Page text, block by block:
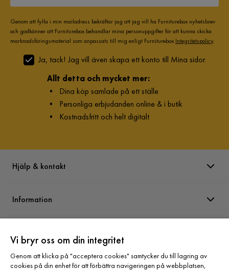
Genom att fylla i min mailadress bekräftar jag att jag vill ha Furniturebox nyhetsbrev
och godkänner att Furniturebox behandlar mina personuppgifter för att kunna skicka
marknadsföringsmaterial som anpassats till mig enligt Furniturebox Integritetspolicy.
Ja, tack! Jag vill även skapa ett konto till Mina sidor.
Allt detta och mycket mer:
• Dina köp samlade på ett ställe
• Personliga erbjudanden online & i butik
• Kostnadsfritt och helt digitalt
Hjälp & kontakt
Information
Sortiment
Vi bryr oss om din integritet
Genom att klicka på "acceptera cookies" samtycker du till lagring av
cookies på din enhet för att förbättra navigeringen på webbplatsen,